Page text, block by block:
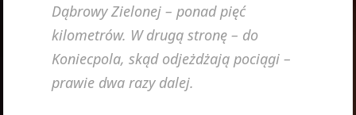
Dąbrowy Zielonej – ponad pięć
kilometrów. W drugą stronę – do
Koniecpola, skąd odjeżdżają pociągi –
prawie dwa razy dalej.